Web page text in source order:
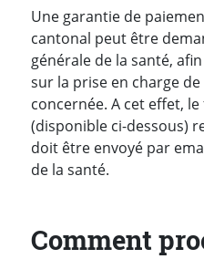
Une garantie de
cantonal peut être
générale de la santé,
sur la prise en charge
concernée. A cet effet,
(disponible ci-dessous)
doit être envoyé par
de la santé.
Comment